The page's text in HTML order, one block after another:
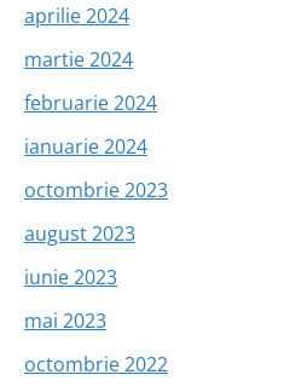
aprilie 2024
martie 2024
februarie 2024
ianuarie 2024
octombrie 2023
august 2023
iunie 2023
mai 2023
octombrie 2022